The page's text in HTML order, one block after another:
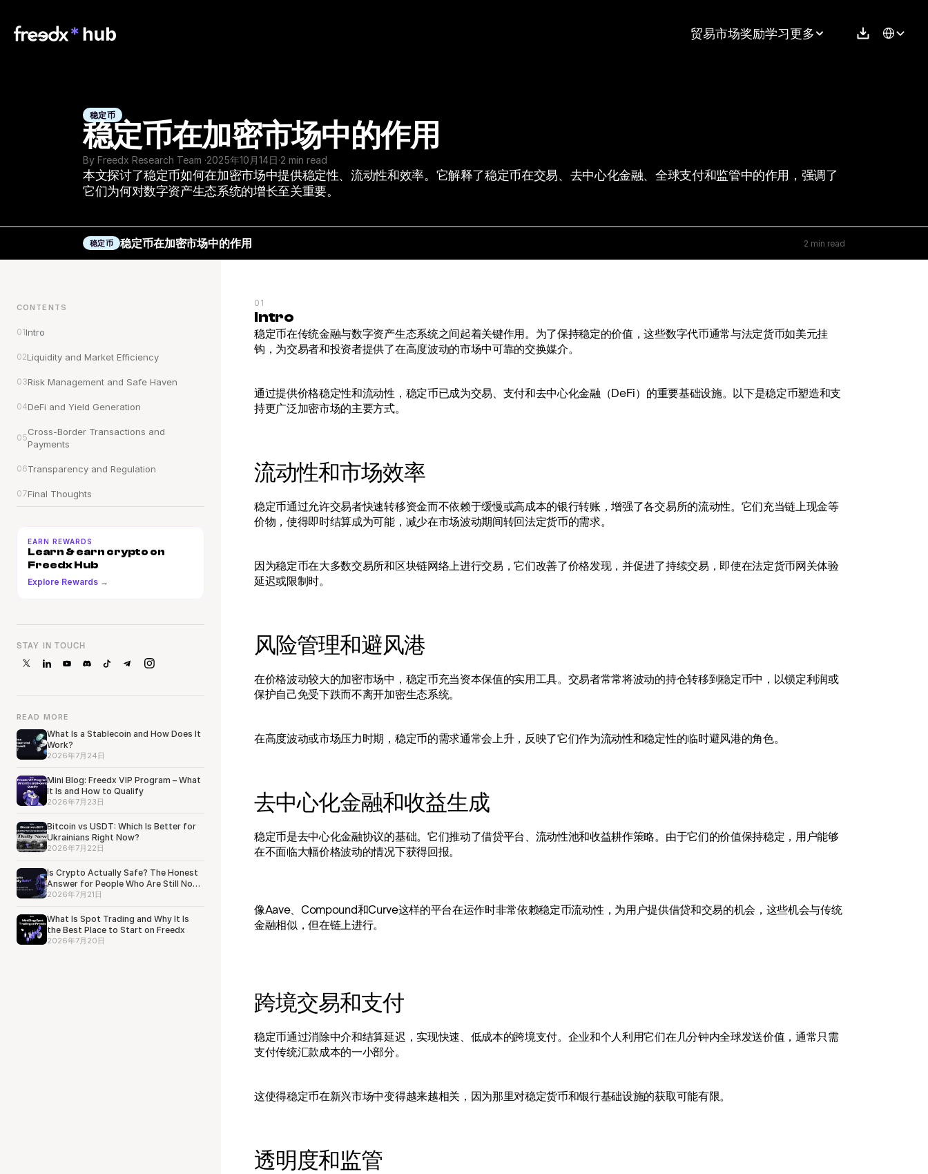
贸易市场奖励学习更多 Select
稳定币
稳定币在加密市场中的作用
By Freedx Research Team ·2025年10月14日·2 min read
本文探讨了稳定币如何在加密市场中提供稳定性、流动性和效率。它解释了稳定币在交易、去中心化金融、全球支付和监管中的作用，强调了
它们为何对数字资产生态系统的增长至关重要。
稳定币 稳定币在加密市场中的作用 2 min read
CONTENTS
01Intro
02Liquidity and Market Efficiency
03Risk Management and Safe Haven
04DeFi and Yield Generation
05
Cross-Border Transactions and
Payments
06Transparency and Regulation
07Final Thoughts
EARN REWARDS
Learn & earn crypto on
Freedx Hub
Explore Rewards →
STAY IN TOUCH
READ MORE
What Is a Stablecoin and How Does It
Work?
2026年7月24日
Mini Blog: Freedx VIP Program – What
It Is and How to Qualify
2026年7月23日
Bitcoin vs USDT: Which Is Better for
Ukrainians Right Now?
2026年7月22日
Is Crypto Actually Safe? The Honest
Answer for People Who Are Still Not
Sure
2026年7月21日
What Is Spot Trading and Why It Is
the Best Place to Start on Freedx
2026年7月20日
01
Intro
稳定币在传统金融与数字资产生态系统之间起着关键作用。为了保持稳定的价值，这些数字代币通常与法定货币如美元挂
钩，为交易者和投资者提供了在高度波动的市场中可靠的交换媒介。
通过提供价格稳定性和流动性，稳定币已成为交易、支付和去中心化金融（DeFi）的重要基础设施。以下是稳定币塑造和支
持更广泛加密市场的主要方式。
流动性和市场效率
稳定币通过允许交易者快速转移资金而不依赖于缓慢或高成本的银行转账，增强了各交易所的流动性。它们充当链上现金等
价物，使得即时结算成为可能，减少在市场波动期间转回法定货币的需求。
因为稳定币在大多数交易所和区块链网络上进行交易，它们改善了价格发现，并促进了持续交易，即使在法定货币网关体验
延迟或限制时。
风险管理和避风港
在价格波动较大的加密市场中，稳定币充当资本保值的实用工具。交易者常常将波动的持仓转移到稳定币中，以锁定利润或
保护自己免受下跌而不离开加密生态系统。
在高度波动或市场压力时期，稳定币的需求通常会上升，反映了它们作为流动性和稳定性的临时避风港的角色。
去中心化金融和收益生成
稳定币是去中心化金融协议的基础。它们推动了借贷平台、流动性池和收益耕作策略。由于它们的价值保持稳定，用户能够
在不面临大幅价格波动的情况下获得回报。
像Aave、Compound和Curve这样的平台在运作时非常依赖稳定币流动性，为用户提供借贷和交易的机会，这些机会与传统
金融相似，但在链上进行。
跨境交易和支付
稳定币通过消除中介和结算延迟，实现快速、低成本的跨境支付。企业和个人利用它们在几分钟内全球发送价值，通常只需
支付传统汇款成本的一小部分。
这使得稳定币在新兴市场中变得越来越相关，因为那里对稳定货币和银行基础设施的获取可能有限。
透明度和监管